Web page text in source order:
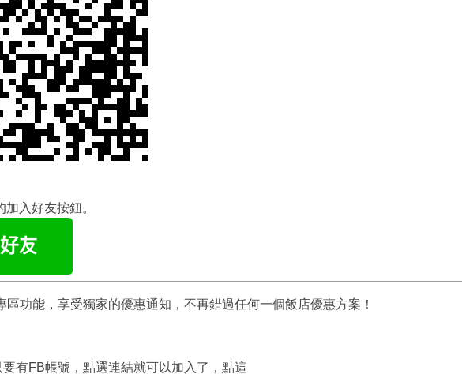
入好友按鈕。
區功能，享受獨家的優惠通知，不再錯過任何一個飯店優惠方案！
有FB帳號，點選連結就可以加入了，點這